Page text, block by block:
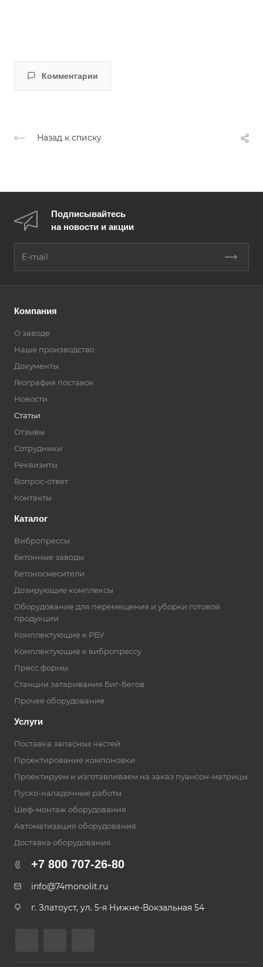
Комментарии
Назад к списку
Подписывайтесь
на новости и акции
Компания
О заводе
Наше производство
Документы
География поставок
Новости
Статьи
Отзывы
Сотрудники
Реквизиты
Вопрос-ответ
Контакты
Каталог
Вибропрессы
Бетонные заводы
Бетоносмесители
Дозирующие комплексы
Оборудование для перемещения и уборки готовой
продукции
Комплектующие к РБУ
Комплектующие к вибропрессу
Пресс формы
Станции затаривания Биг-Бегов
Прочее оборудование
Услуги
Поставка запасных частей
Проектирование компоновки
Проектируем и изготавливаем на заказ пуансон-матрицы
Пуско-наладочные работы
Шеф-монтаж оборудования
Автоматизация оборудования
Доставка оборудования
+7 800 707-26-80
info@74monolit.ru
г. Златоуст, ул. 5-я Нижне-Вокзальная 54